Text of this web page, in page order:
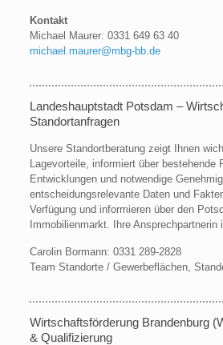
Kontakt
Michael Maurer: 0331 649 63 40
michael.maurer@mbg-bb.de
Landeshauptstadt Potsdam –
Standortanfragen
Unsere Standortberatung zeigt Ihnen
Lagevorteile, informiert über bestehende
Entwicklungen und notwendige
entscheidungsrelevante Daten und
Verfügung und informieren über den
Immobilienmarkt. Ihre Ansprechpartnerin
Carolin Bormann: 0331 289-2828
Team Standorte / Gewerbeflächen,
Wirtschaftsförderung Brandenburg
& Qualifizierung